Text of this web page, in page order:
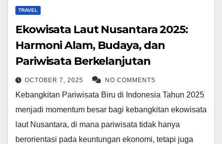
TRAVEL
Ekowisata Laut Nusantara 2025:
Harmoni Alam, Budaya, dan
Pariwisata Berkelanjutan
OCTOBER 7, 2025 NO COMMENTS
Kebangkitan Pariwisata Biru di Indonesia Tahun 2025
menjadi momentum besar bagi kebangkitan ekowisata
laut Nusantara, di mana pariwisata tidak hanya
berorientasi pada keuntungan ekonomi, tetapi juga